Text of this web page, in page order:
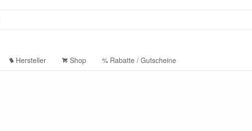
Hersteller Shop % Rabatte / Gutscheine